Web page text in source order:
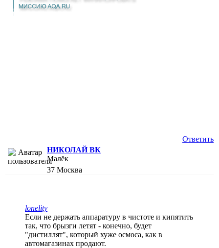
Ответить
НИКОЛАЙ ВК
Малёк
37 Москва
lonelity
Если не держать аппаратуру в чистоте и кипятить
так, что брызги летят - конечно, будет
"дистиллят", который хуже осмоса, как в
автомагазинах продают.